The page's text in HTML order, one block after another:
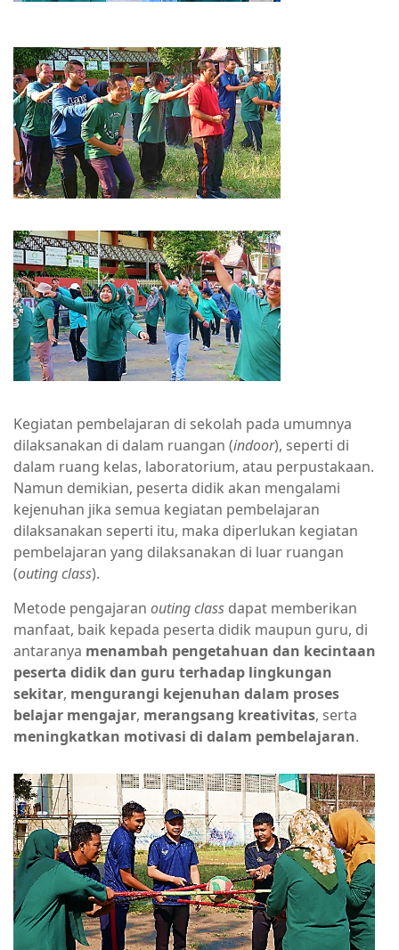
Kegiatan pembelajaran di sekolah pada umumnya
dilaksanakan di dalam ruangan (indoor), seperti di
dalam ruang kelas, laboratorium, atau perpustakaan.
Namun demikian, peserta didik akan mengalami
kejenuhan jika semua kegiatan pembelajaran
dilaksanakan seperti itu, maka diperlukan kegiatan
pembelajaran yang dilaksanakan di luar ruangan
(outing class).
Metode pengajaran outing class dapat memberikan
manfaat, baik kepada peserta didik maupun guru, di
antaranya menambah pengetahuan dan kecintaan
peserta didik dan guru terhadap lingkungan
sekitar, mengurangi kejenuhan dalam proses
belajar mengajar, merangsang kreativitas, serta
meningkatkan motivasi di dalam pembelajaran.